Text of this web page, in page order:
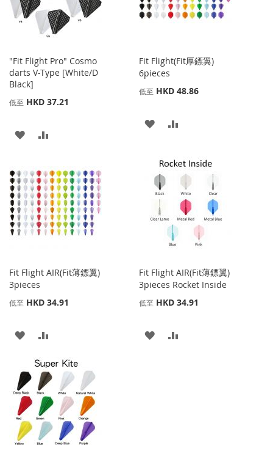
藏
較
藏
較
"Fit Flight Pro" Cosmo
darts V-Type [White/D
Black]
低至 HKD 37.21
添
到
收
藏
並
比
較
Fit Flight(Fit厚鏢翼)
6pieces
低至 HKD 48.86
添
到
收
藏
並
比
較
Fit Flight AIR(Fit薄鏢翼)
3pieces
低至 HKD 34.91
添
到
收
藏
夾
並
比
較
Fit Flight AIR(Fit薄鏢翼)
3pieces Rocket Inside
低至 HKD 34.91
添